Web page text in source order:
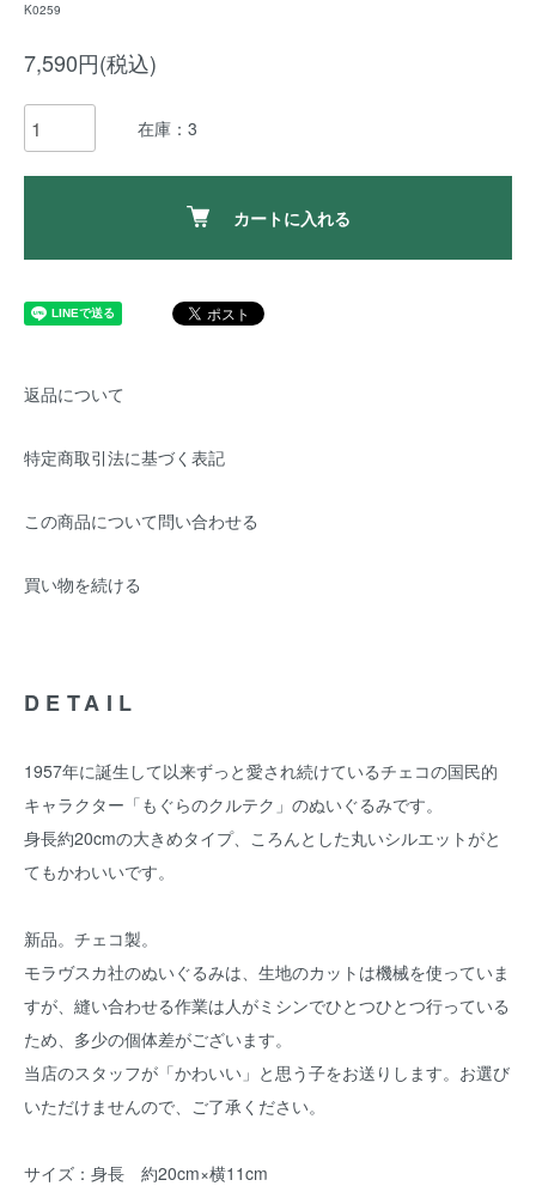
K0259
7,590円(税込)
在庫：3
カートに入れる
返品について
特定商取引法に基づく表記
この商品について問い合わせる
買い物を続ける
DETAIL
1957年に誕生して以来ずっと愛され続けているチェコの国民的
キャラクター「もぐらのクルテク」のぬいぐるみです。
身長約20cmの大きめタイプ、ころんとした丸いシルエットがと
てもかわいいです。
新品。チェコ製。
モラヴスカ社のぬいぐるみは、生地のカットは機械を使っていま
すが、縫い合わせる作業は人がミシンでひとつひとつ行っている
ため、多少の個体差がございます。
当店のスタッフが「かわいい」と思う子をお送りします。お選び
いただけませんので、ご了承ください。
サイズ：身長 約20cm×横11cm